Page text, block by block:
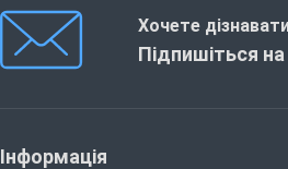
Хочете
Підпишіться
Інформація